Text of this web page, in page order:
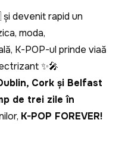
devenit rapid un
moda,
K-POP-ul prinde viață
✨🎤
Cork și Belfast
de trei zile în
K-POP FOREVER!